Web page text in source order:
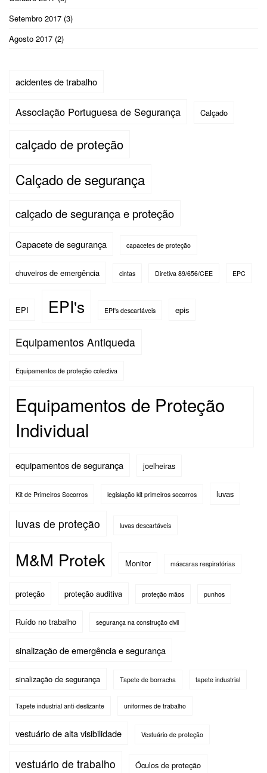
Setembro 2017 (3)
Agosto 2017 (2)
acidentes de trabalho
Associação Portuguesa de Segurança Calçado
calçado de proteção
Calçado de segurança
calçado de segurança e proteção
Capacete de segurança capacetes de proteção
chuveiros de emergência cintas Diretiva 89/656/CEE EPC
EPI EPI's EPI's descartáveis epis
Equipamentos Antiqueda
Equipamentos de proteção colectiva
Equipamentos de Proteção
Individual
equipamentos de segurança joelheiras
Kit de Primeiros Socorros legislação kit primeiros socorros luvas
luvas de proteção luvas descartáveis
M&M Protek Monitor máscaras respiratórias
proteção proteção auditiva proteção mãos punhos
Ruído no trabalho segurança na construção civil
sinalização de emergência e segurança
sinalização de segurança Tapete de borracha tapete industrial
Tapete industrial anti-deslizante uniformes de trabalho
vestuário de alta visibilidade Vestuário de proteção
vestuário de trabalho Óculos de proteção